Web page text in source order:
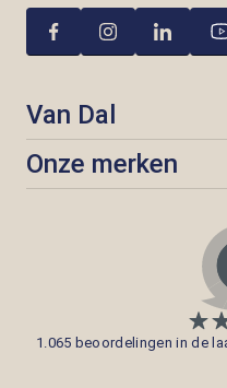
Van Dal
Onze merken
1.065 beoordelingen in de